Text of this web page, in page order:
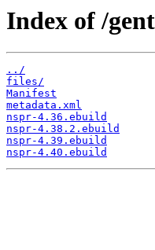
Index of /
../
files/
Manifest
metadata.xml
nspr-4.36.ebuild
nspr-4.38.2.ebuild
nspr-4.39.ebuild
nspr-4.40.ebuild